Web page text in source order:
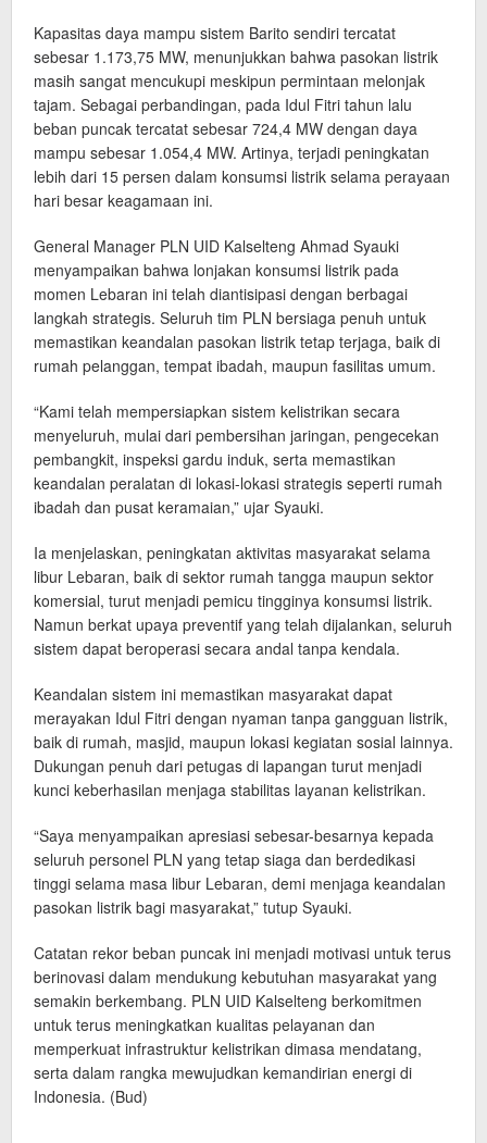
Kapasitas daya mampu sistem Barito sendiri tercatat
sebesar 1.173,75 MW, menunjukkan bahwa pasokan listrik
masih sangat mencukupi meskipun permintaan melonjak
tajam. Sebagai perbandingan, pada Idul Fitri tahun lalu
beban puncak tercatat sebesar 724,4 MW dengan daya
mampu sebesar 1.054,4 MW. Artinya, terjadi peningkatan
lebih dari 15 persen dalam konsumsi listrik selama perayaan
hari besar keagamaan ini.
General Manager PLN UID Kalselteng Ahmad Syauki
menyampaikan bahwa lonjakan konsumsi listrik pada
momen Lebaran ini telah diantisipasi dengan berbagai
langkah strategis. Seluruh tim PLN bersiaga penuh untuk
memastikan keandalan pasokan listrik tetap terjaga, baik di
rumah pelanggan, tempat ibadah, maupun fasilitas umum.
“Kami telah mempersiapkan sistem kelistrikan secara
menyeluruh, mulai dari pembersihan jaringan, pengecekan
pembangkit, inspeksi gardu induk, serta memastikan
keandalan peralatan di lokasi-lokasi strategis seperti rumah
ibadah dan pusat keramaian,” ujar Syauki.
Ia menjelaskan, peningkatan aktivitas masyarakat selama
libur Lebaran, baik di sektor rumah tangga maupun sektor
komersial, turut menjadi pemicu tingginya konsumsi listrik.
Namun berkat upaya preventif yang telah dijalankan, seluruh
sistem dapat beroperasi secara andal tanpa kendala.
Keandalan sistem ini memastikan masyarakat dapat
merayakan Idul Fitri dengan nyaman tanpa gangguan listrik,
baik di rumah, masjid, maupun lokasi kegiatan sosial lainnya.
Dukungan penuh dari petugas di lapangan turut menjadi
kunci keberhasilan menjaga stabilitas layanan kelistrikan.
“Saya menyampaikan apresiasi sebesar-besarnya kepada
seluruh personel PLN yang tetap siaga dan berdedikasi
tinggi selama masa libur Lebaran, demi menjaga keandalan
pasokan listrik bagi masyarakat,” tutup Syauki.
Catatan rekor beban puncak ini menjadi motivasi untuk terus
berinovasi dalam mendukung kebutuhan masyarakat yang
semakin berkembang. PLN UID Kalselteng berkomitmen
untuk terus meningkatkan kualitas pelayanan dan
memperkuat infrastruktur kelistrikan dimasa mendatang,
serta dalam rangka mewujudkan kemandirian energi di
Indonesia. (Bud)